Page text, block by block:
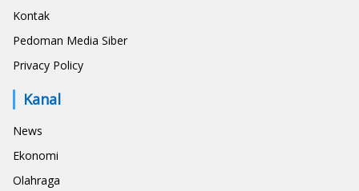
Kontak
Pedoman Media Siber
Privacy Policy
Kanal
News
Ekonomi
Olahraga